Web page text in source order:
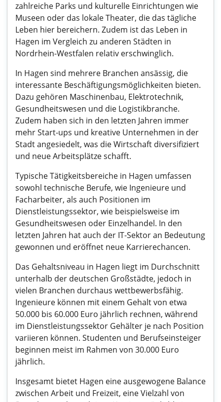
zahlreiche Parks und kulturelle Einrichtungen wie
Museen oder das lokale Theater, die das tägliche
Leben hier bereichern. Zudem ist das Leben in
Hagen im Vergleich zu anderen Städten in
Nordrhein-Westfalen relativ erschwinglich.
In Hagen sind mehrere Branchen ansässig, die
interessante Beschäftigungsmöglichkeiten bieten.
Dazu gehören Maschinenbau, Elektrotechnik,
Gesundheitswesen und die Logistikbranche.
Zudem haben sich in den letzten Jahren immer
mehr Start-ups und kreative Unternehmen in der
Stadt angesiedelt, was die Wirtschaft diversifiziert
und neue Arbeitsplätze schafft.
Typische Tätigkeitsbereiche in Hagen umfassen
sowohl technische Berufe, wie Ingenieure und
Facharbeiter, als auch Positionen im
Dienstleistungssektor, wie beispielsweise im
Gesundheitswesen oder Einzelhandel. In den
letzten Jahren hat auch der IT-Sektor an Bedeutung
gewonnen und eröffnet neue Karrierechancen.
Das Gehaltsniveau in Hagen liegt im Durchschnitt
unterhalb der deutschen Großstädte, jedoch in
vielen Branchen durchaus wettbewerbsfähig.
Ingenieure können mit einem Gehalt von etwa
50.000 bis 60.000 Euro jährlich rechnen, während
im Dienstleistungssektor Gehälter je nach Position
variieren können. Studenten und Berufseinsteiger
beginnen meist im Rahmen von 30.000 Euro
jährlich.
Insgesamt bietet Hagen eine ausgewogene Balance
zwischen Arbeit und Freizeit, eine Vielzahl von